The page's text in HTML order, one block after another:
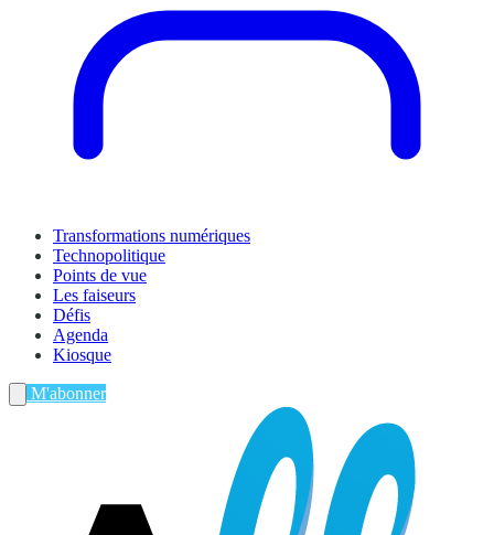
Transformations numériques
Technopolitique
Points de vue
Les faiseurs
Défis
Agenda
Kiosque
M'abonner